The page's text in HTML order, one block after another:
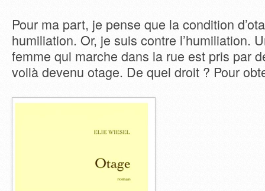
Pour ma part, je pense que la condition
humiliation. Or, je suis contre l’humiliation.
femme qui marche dans la rue est pris par
voilà devenu otage. De quel droit ? Pour